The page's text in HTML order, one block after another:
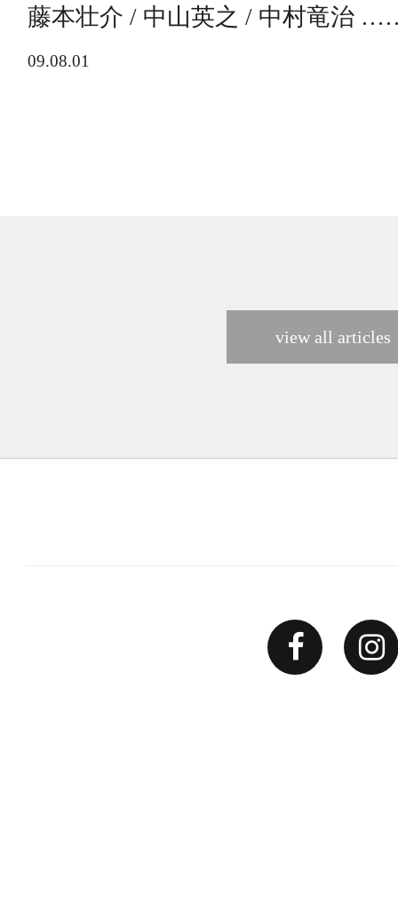
藤本壮介 / 中山英之 / 中村竜治
09.08.01
view all articles